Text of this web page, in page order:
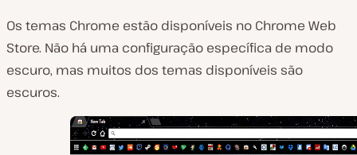
Os temas Chrome estão disponíveis no Chrome Web
Store. Não há uma configuração específica de modo
escuro, mas muitos dos temas disponíveis são
escuros.